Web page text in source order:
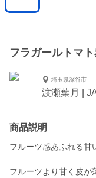
フラガールトマ
埼玉県深谷市
渡瀬葉月 |
商品説明
フルーツ感あふれる甘
フルーツより甘く皮が